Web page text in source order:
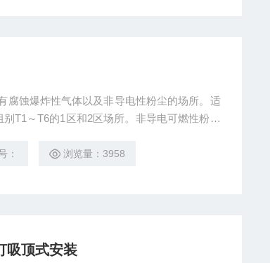
腐蚀爆炸性气体以及非导电性粉尘的场所。适
T1～T6的1区和2区场所。非导电可燃性粉尘
： 浏览量：3958
吸顶式安装